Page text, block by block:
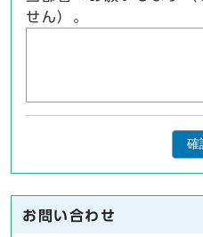
せん）。
確
お問い合わせ